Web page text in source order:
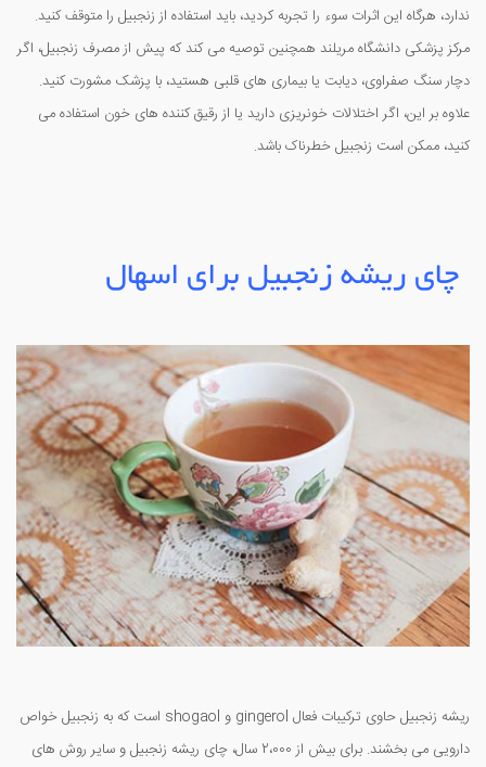
ندارد، هرگاه این اثرات سوء را تجربه کردید، باید استفاده از زنجبیل را متوقف کنید.
مرکز پزشکی دانشگاه مریلند همچنین توصیه می کند که پیش از مصرف زنجبیل، اگر
دچار سنگ صفراوی، دیابت یا بیماری های قلبی هستید، با پزشک مشورت کنید.
علاوه بر این، اگر اختلالات خونریزی دارید یا از رقیق کننده های خون استفاده می
کنید، ممکن است زنجبیل خطرناک باشد.
چای ریشه زنجبیل برای اسهال
ریشه زنجبیل حاوی ترکیبات فعال gingerol و shogaol است که به زنجبیل خواص
دارویی می بخشند. برای بیش از 2،000 سال، چای ریشه زنجبیل و سایر روش های